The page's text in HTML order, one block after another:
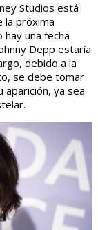
Studios está
la próxima
una fecha
Depp estaría
debido a la
se debe tomar
aparición, ya sea